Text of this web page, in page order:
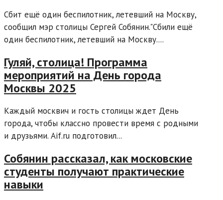
Сбит ещё один беспилотник, летевший на Москву,
сообщил мэр столицы Сергей Собянин."Сбили ещё
один беспилотник, летевший на Москву....
Гуляй, столица! Программа
мероприятий на День города
Москвы 2025
Каждый москвич и гость столицы ждет День
города, чтобы классно провести время с родными
и друзьями. Aif.ru подготовил...
Собянин рассказал, как московские
студенты получают практические
навыки